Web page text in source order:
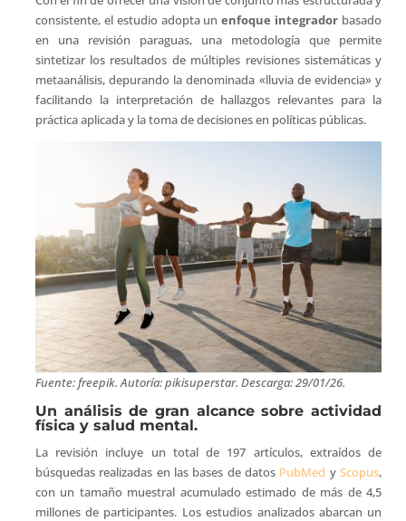
consistente, el estudio adopta unenfoque integrador basado
en una revisión paraguas, una metodología que permite
sintetizar los resultados de múltiples revisiones sistemáticas y
metaanálisis, depurando la denominada «lluvia de evidencia» y
facilitando la interpretación de hallazgos relevantes para la
práctica aplicada y la toma de decisiones en políticas públicas.
Fuente: freepik. Autoría: pikisuperstar. Descarga: 29/01/26.
Un análisis de gran alcance sobre actividad
física y salud mental.
La revisión incluye un total de 197 artículos, extraídos de
búsquedas realizadas en las bases de datos PubMed yScopus,
con un tamaño muestral acumulado estimado de más de 4,5
millones de participantes. Los estudios analizados abarcan un